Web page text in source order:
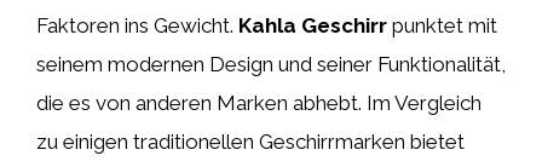
Faktoren ins Gewicht. Kahla Geschirr punktet mit
seinem modernen Design und seiner Funktionalität,
die es von anderen Marken abhebt. Im Vergleich
zu einigen traditionellen Geschirrmarken bietet